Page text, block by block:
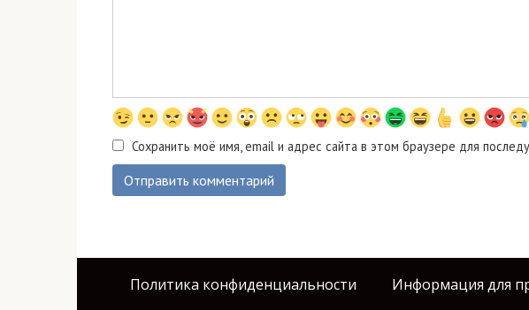
Сохранить моё имя, email и адрес сайта в этом браузере для
Политика конфиденциальности Информация для